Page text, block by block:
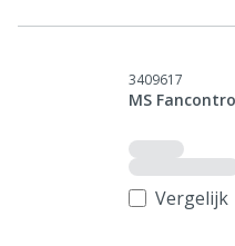
3409617
MS
Vergelijk